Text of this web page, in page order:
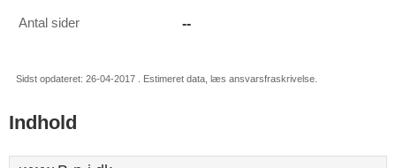
Antal sider --
Sidst opdateret: 26-04-2017 . Estimeret data, læs ansvarsfraskrivelse.
Indhold